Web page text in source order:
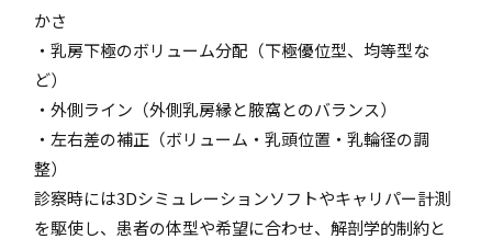
かさ
・乳房下極のボリューム分配（下極優位型、均等型な
ど）
・外側ライン（外側乳房縁と腋窩とのバランス）
・左右差の補正（ボリューム・乳頭位置・乳輪径の調
整）
診察時には3Dシミュレーションソフトやキャリパー計測
を駆使し、患者の体型や希望に合わせ、解剖学的制約と